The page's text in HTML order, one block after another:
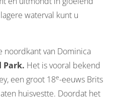
waterval kunt u
noordkant van Dominica
Park. Het is vooral bekend
een groot 18e-eeuws Brits
huisvestte. Doordat het